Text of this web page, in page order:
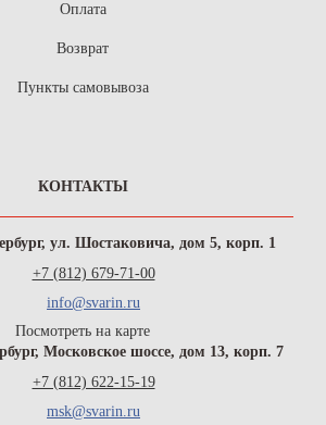
Оплата
Возврат
Пункты самовывоза
КОНТАКТЫ
ул. Шостаковича, дом 5, корп. 1
+7 (812) 679-71-00
info@svarin.ru
Посмотреть на карте
Московское шоссе, дом 13, корп. 7
+7 (812) 622-15-19
msk@svarin.ru